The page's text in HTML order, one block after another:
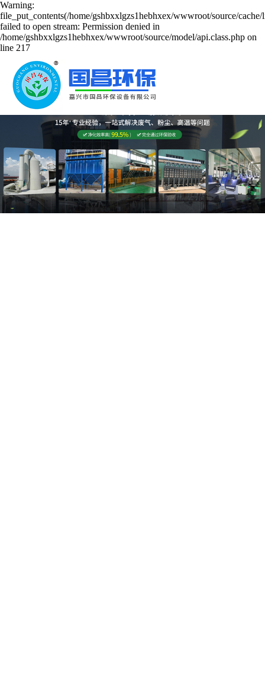
Warning:
file_put_contents(/home/gshbxxlgzs1hebhxex/wwwroot/source/cache/
failed to open stream: Permission denied in
/home/gshbxxlgzs1hebhxex/wwwroot/source/model/api.class.php on
line 217